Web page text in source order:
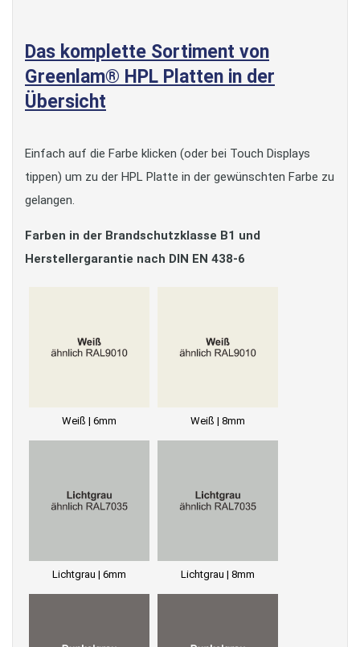
Das komplette Sortiment von
Greenlam® HPL Platten in der
Übersicht
Einfach auf die Farbe klicken (oder bei Touch Displays
tippen) um zu der HPL Platte in der gewünschten Farbe zu
gelangen.
Farben in der Brandschutzklasse B1 und
Herstellergarantie nach DIN EN 438-6
Weiß | 6mm Weiß | 8mm
Lichtgrau | 6mm Lichtgrau | 8mm